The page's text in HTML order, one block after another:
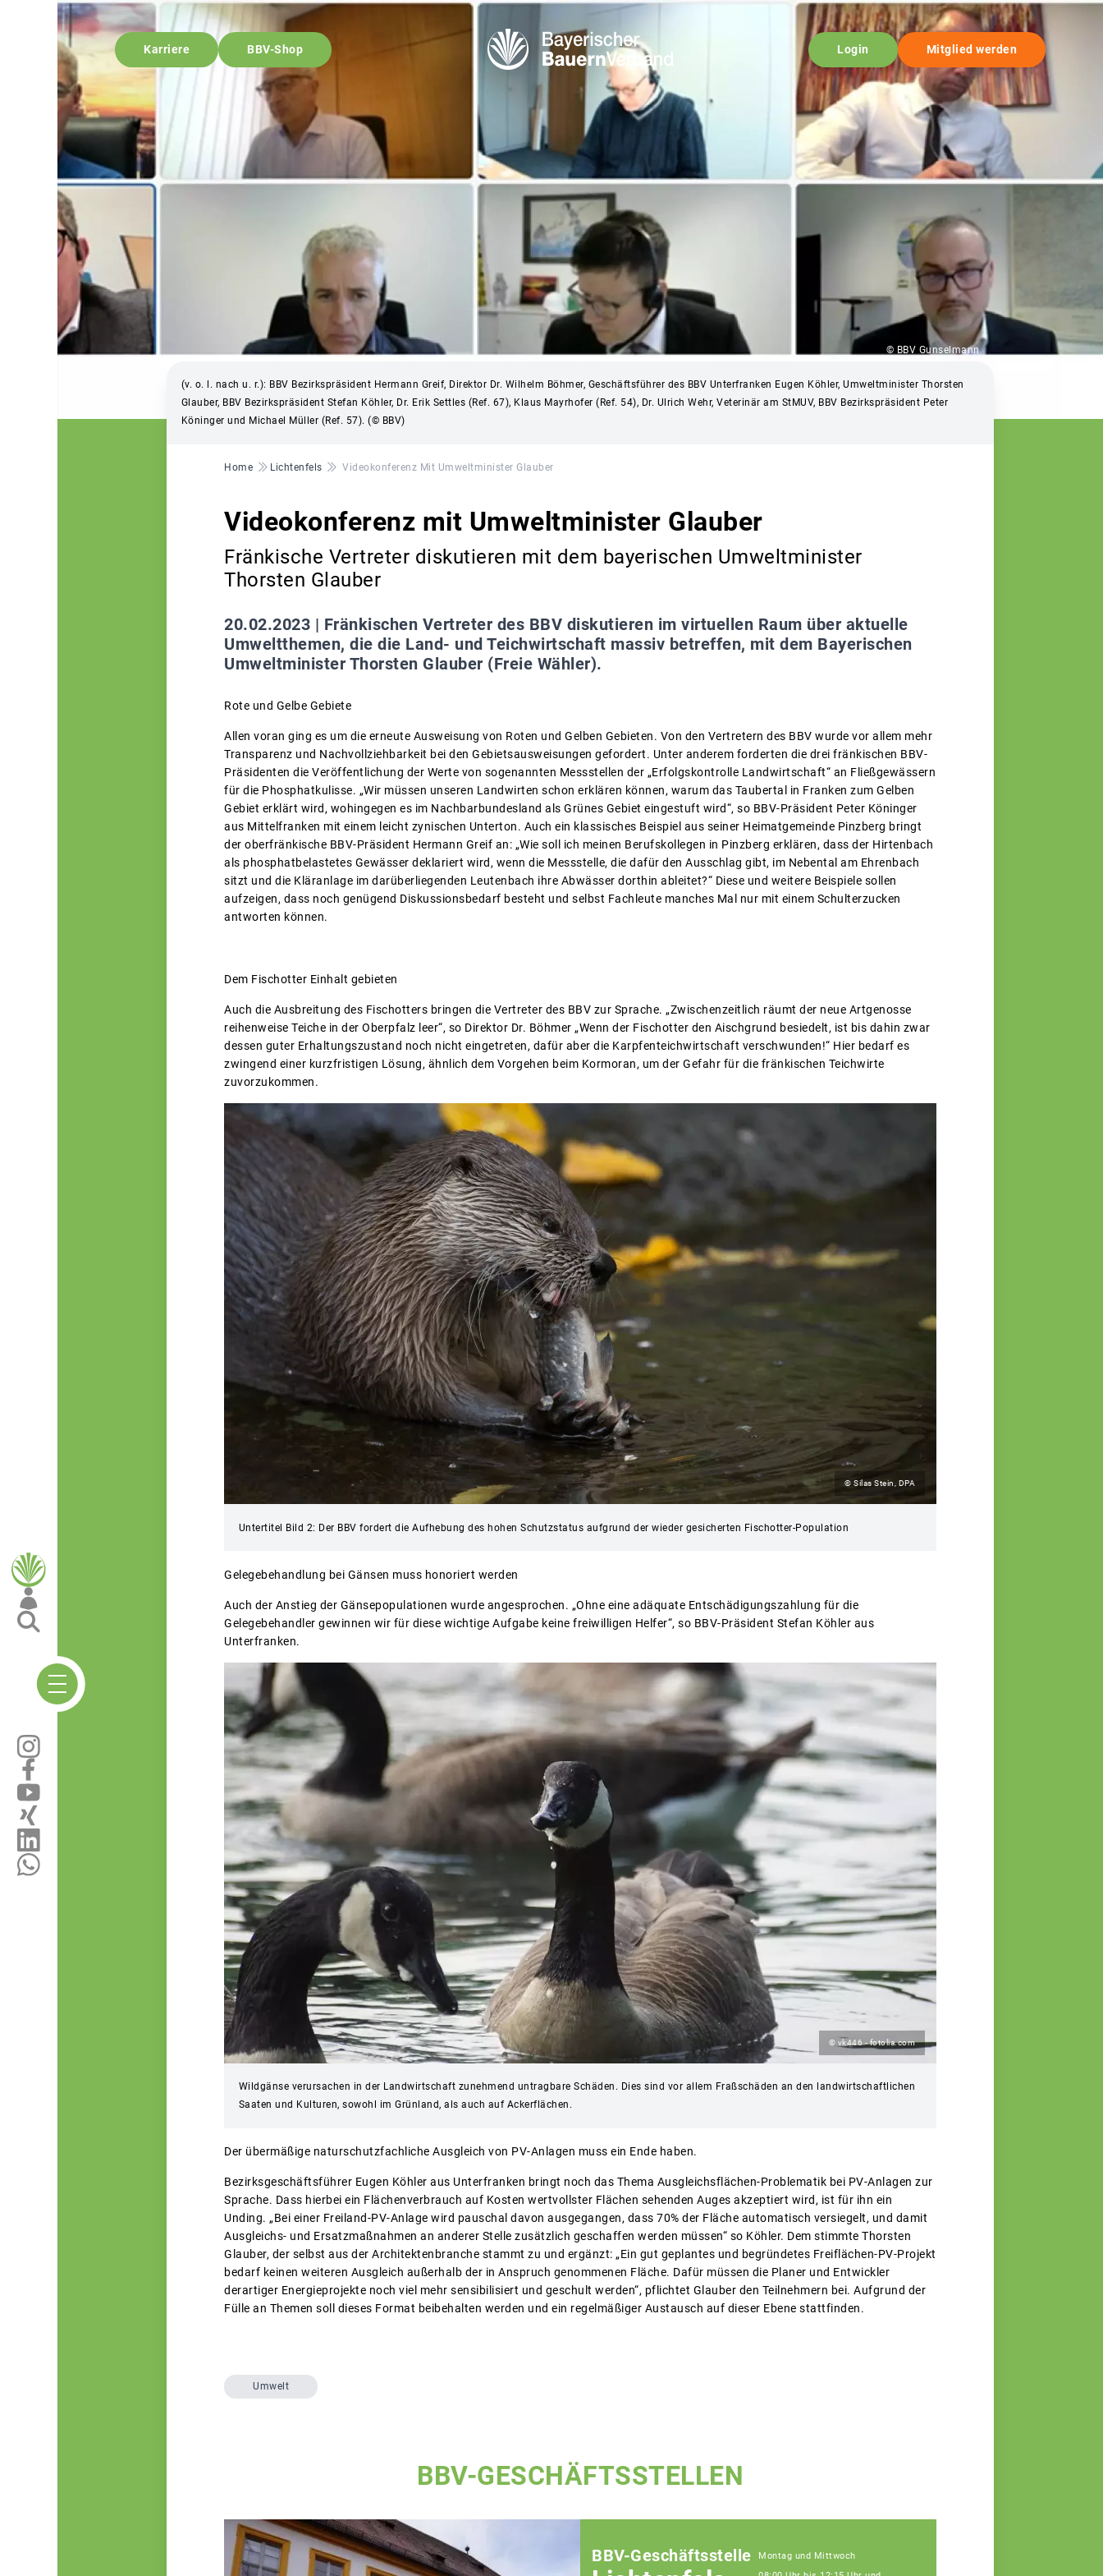
Karriere BBV-Shop Login Mitglied werden
© BBV Gunselmann
(v. o. l. nach u. r.): BBV Bezirkspräsident Hermann Greif, Direktor Dr. Wilhelm Böhmer, Geschäftsführer des BBV Unterfranken Eugen Köhler, Umweltminister Thorsten
Glauber, BBV Bezirkspräsident Stefan Köhler, Dr. Erik Settles (Ref. 67), Klaus Mayrhofer (Ref. 54), Dr. Ulrich Wehr, Veterinär am StMUV, BBV Bezirkspräsident Peter
Köninger und Michael Müller (Ref. 57). (© BBV)
Pfadnavigation
Home Lichtenfels Videokonferenz Mit Umweltminister Glauber
Videokonferenz mit Umweltminister Glauber
Fränkische Vertreter diskutieren mit dem bayerischen Umweltminister
Thorsten Glauber
20.02.2023 | Fränkischen Vertreter des BBV diskutieren im virtuellen Raum über aktuelle
Umweltthemen, die die Land- und Teichwirtschaft massiv betreffen, mit dem Bayerischen
Umweltminister Thorsten Glauber (Freie Wähler).
Rote und Gelbe Gebiete
Allen voran ging es um die erneute Ausweisung von Roten und Gelben Gebieten. Von den Vertretern des BBV wurde vor allem mehr
Transparenz und Nachvollziehbarkeit bei den Gebietsausweisungen gefordert. Unter anderem forderten die drei fränkischen BBV-
Präsidenten die Veröffentlichung der Werte von sogenannten Messstellen der „Erfolgskontrolle Landwirtschaft“ an Fließgewässern
für die Phosphatkulisse. „Wir müssen unseren Landwirten schon erklären können, warum das Taubertal in Franken zum Gelben
Gebiet erklärt wird, wohingegen es im Nachbarbundesland als Grünes Gebiet eingestuft wird“, so BBV-Präsident Peter Köninger
aus Mittelfranken mit einem leicht zynischen Unterton. Auch ein klassisches Beispiel aus seiner Heimatgemeinde Pinzberg bringt
der oberfränkische BBV-Präsident Hermann Greif an: „Wie soll ich meinen Berufskollegen in Pinzberg erklären, dass der Hirtenbach
als phosphatbelastetes Gewässer deklariert wird, wenn die Messstelle, die dafür den Ausschlag gibt, im Nebental am Ehrenbach
sitzt und die Kläranlage im darüberliegenden Leutenbach ihre Abwässer dorthin ableitet?“ Diese und weitere Beispiele sollen
aufzeigen, dass noch genügend Diskussionsbedarf besteht und selbst Fachleute manches Mal nur mit einem Schulterzucken
antworten können.
Dem Fischotter Einhalt gebieten
Auch die Ausbreitung des Fischotters bringen die Vertreter des BBV zur Sprache. „Zwischenzeitlich räumt der neue Artgenosse
reihenweise Teiche in der Oberpfalz leer“, so Direktor Dr. Böhmer „Wenn der Fischotter den Aischgrund besiedelt, ist bis dahin zwar
dessen guter Erhaltungszustand noch nicht eingetreten, dafür aber die Karpfenteichwirtschaft verschwunden!“ Hier bedarf es
zwingend einer kurzfristigen Lösung, ähnlich dem Vorgehen beim Kormoran, um der Gefahr für die fränkischen Teichwirte
zuvorzukommen.
© Silas Stein, DPA
Untertitel Bild 2: Der BBV fordert die Aufhebung des hohen Schutzstatus aufgrund der wieder gesicherten Fischotter-Population
Gelegebehandlung bei Gänsen muss honoriert werden
Auch der Anstieg der Gänsepopulationen wurde angesprochen. „Ohne eine adäquate Entschädigungszahlung für die
Gelegebehandler gewinnen wir für diese wichtige Aufgabe keine freiwilligen Helfer“, so BBV-Präsident Stefan Köhler aus
Unterfranken.
© vk446 - fotolia.com
Wildgänse verursachen in der Landwirtschaft zunehmend untragbare Schäden. Dies sind vor allem Fraßschäden an den landwirtschaftlichen
Saaten und Kulturen, sowohl im Grünland, als auch auf Ackerflächen.
Der übermäßige naturschutzfachliche Ausgleich von PV-Anlagen muss ein Ende haben.
Bezirksgeschäftsführer Eugen Köhler aus Unterfranken bringt noch das Thema Ausgleichsflächen-Problematik bei PV-Anlagen zur
Sprache. Dass hierbei ein Flächenverbrauch auf Kosten wertvollster Flächen sehenden Auges akzeptiert wird, ist für ihn ein
Unding. „Bei einer Freiland-PV-Anlage wird pauschal davon ausgegangen, dass 70% der Fläche automatisch versiegelt, und damit
Ausgleichs- und Ersatzmaßnahmen an anderer Stelle zusätzlich geschaffen werden müssen“ so Köhler. Dem stimmte Thorsten
Glauber, der selbst aus der Architektenbranche stammt zu und ergänzt: „Ein gut geplantes und begründetes Freiflächen-PV-Projekt
bedarf keinen weiteren Ausgleich außerhalb der in Anspruch genommenen Fläche. Dafür müssen die Planer und Entwickler
derartiger Energieprojekte noch viel mehr sensibilisiert und geschult werden“, pflichtet Glauber den Teilnehmern bei. Aufgrund der
Fülle an Themen soll dieses Format beibehalten werden und ein regelmäßiger Austausch auf dieser Ebene stattfinden.
Umwelt
BBV-GESCHÄFTSSTELLEN
BBV-Geschäftsstelle
Montag und Mittwoch